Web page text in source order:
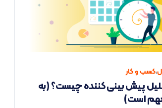
،کسب و کار
پیش بینی کننده چیست؟ (به
مهم است)